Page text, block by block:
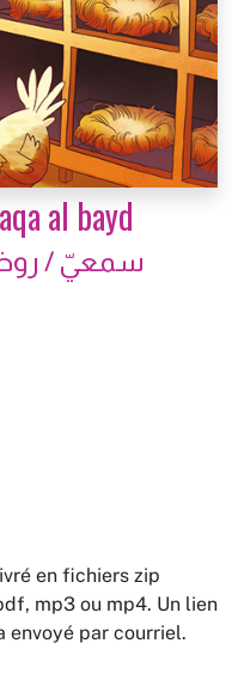
al bayd
سمعيّ / روضة 2 - 6 مَنْ‭ ‬سَرَقَ‭
en fichiers zip
mp3 ou mp4. Un lien
envoyé par courriel.